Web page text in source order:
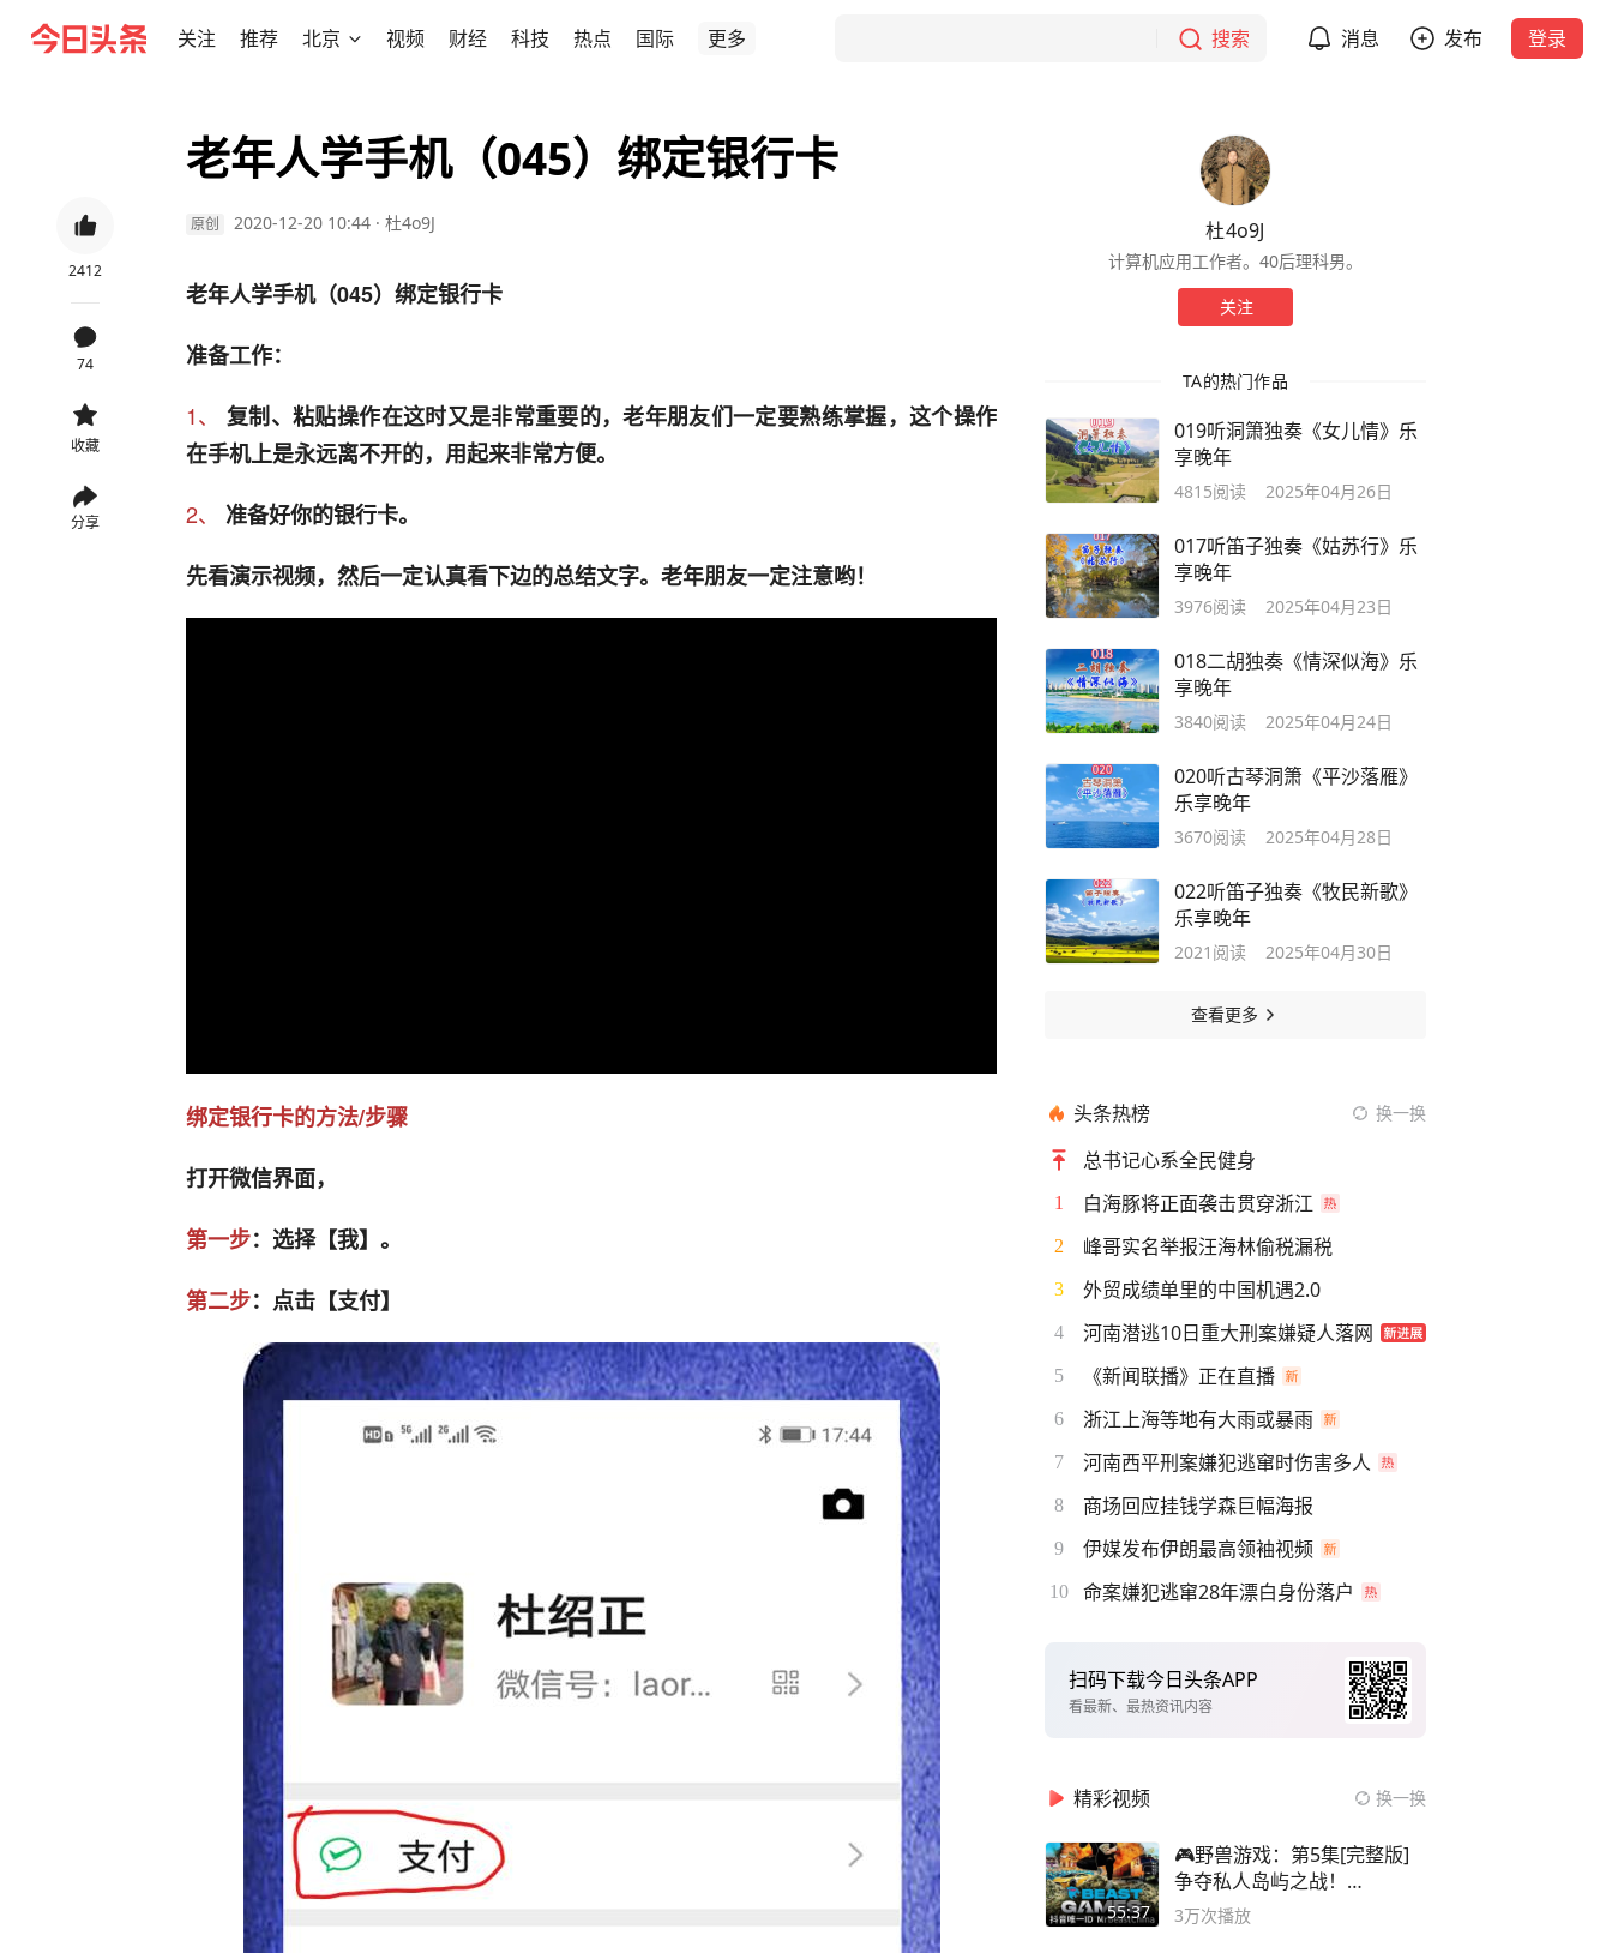
关注 推荐 北京 视频 财经 科技 热点 国际 更多 搜索 消息 发布 登录
2412
74
收藏
分享
老年人学手机（045）绑定银行卡
原创 2020-12-20 10:44 · 杜4o9J
老年人学手机（045）绑定银行卡
准备工作：
1、
复制、粘贴操作在这时又是非常重要的，老年朋友们一定要熟练掌握，这个操作
在手机上是永远离不开的，用起来非常方便。
2、
准备好你的银行卡。
先看演示视频，然后一定认真看下边的总结文字。老年朋友一定注意哟！
绑定银行卡的方法/步骤
打开微信界面，
第一步：选择【我】。
第二步：点击【支付】
杜4o9J
计算机应用工作者。40后理科男。
关注
TA的热门作品
019听洞箫独奏《女儿情》乐
享晚年
4815阅读 2025年04月26日
017听笛子独奏《姑苏行》乐
享晚年
3976阅读 2025年04月23日
018二胡独奏《情深似海》乐
享晚年
3840阅读 2025年04月24日
020听古琴洞箫《平沙落雁》
乐享晚年
3670阅读 2025年04月28日
022听笛子独奏《牧民新歌》
乐享晚年
2021 阅读 2025年04月30日
查看更多
头条热榜 换一换
总书记心系全民健身
1 白海豚将正面袭击贯穿浙江
2 峰哥实名举报汪海林偷税漏税
3 外贸成绩单里的中国机遇2.0
4 河南潜逃10日重大刑案嫌疑人落网
5 《新闻联播》正在直播
6 浙江上海等地有大雨或暴雨
7 河南西平刑案嫌犯逃窜时伤害多人
8 商场回应挂钱学森巨幅海报
9 伊媒发布伊朗最高领袖视频
10 命案嫌犯逃窜28年漂白身份落户
扫码下载今日头条APP
看最新、最热资讯内容
精彩视频 换一换
55:37
🎮野兽游戏：第5集[完整版]
争夺私人岛屿之战！
#MrBeastChina
3万次播放